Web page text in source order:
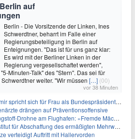
auf
Berlin - Die Vorsitzende der Linken, Ines
Schwerdtner, beharrt im Falle einer
Regierungsbeteiligung in Berlin auf
Enteignungen. "Das ist für uns ganz klar:
Es wird mit der Berliner Linken in der
Regierung vergesellschaftet werden",
Minuten-Talk" des "Stern". Das sei für
weiter. "Wir müssen […] (00)
vor 38 Minuten
spricht sich für Frau als Bundespräsidentin aus
drängen auf Präventionsoffensive
Drohne am Flughafen: «Fremde Mächte» am Werk?
für Abschaffung des ermäßigten Mehrwertsteuersatzes
verteidigt Auftritt mit Hallervorden